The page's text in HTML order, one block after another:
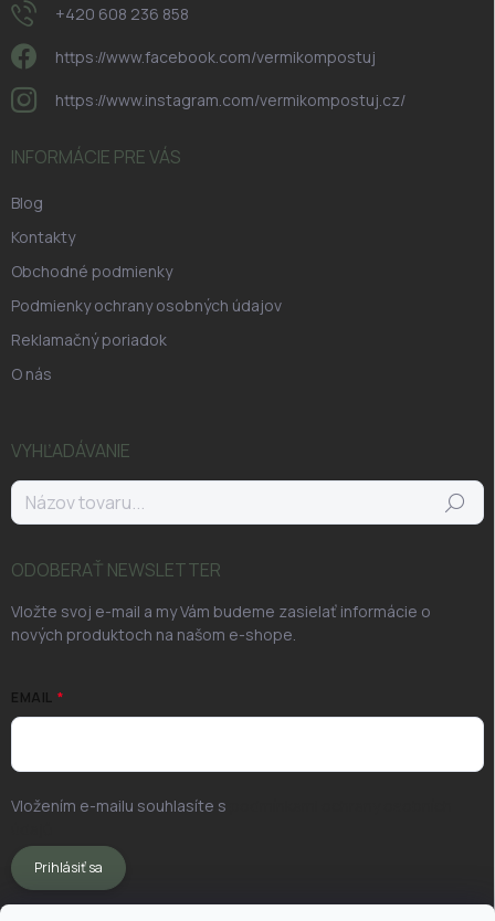
+420 608 236 858
https://www.facebook.com/vermikompostuj
https://www.instagram.com/vermikompostuj.cz/
INFORMÁCIE PRE VÁS
Blog
Kontakty
Obchodné podmienky
Podmienky ochrany osobných údajov
Reklamačný poriadok
O nás
VYHĽADÁVANIE
Hľadať
ODOBERAŤ NEWSLETTER
Vložte svoj e-mail a my Vám budeme zasielať informácie o
nových produktoch na našom e-shope.
EMAIL
Vložením e-mailu souhlasíte s
Prihlásiť sa